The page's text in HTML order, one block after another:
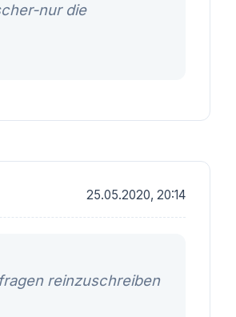
nur die
25.05.2020, 20:14
reinzuschreiben